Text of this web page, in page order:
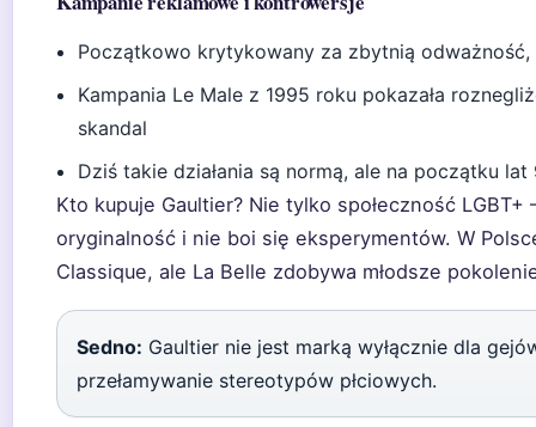
Początkowo krytykowany za zbytnią odważność,
Kampania Le Male z 1995 roku pokazała
skandal
Dziś takie działania są normą, ale na początku lat
Kto kupuje Gaultier? Nie tylko społeczność
oryginalność i nie boi się eksperymentów. W
Classique, ale La Belle zdobywa młodsze
Sedno: Gaultier nie jest marką wyłącznie dla
przełamywanie stereotypów płciowych.